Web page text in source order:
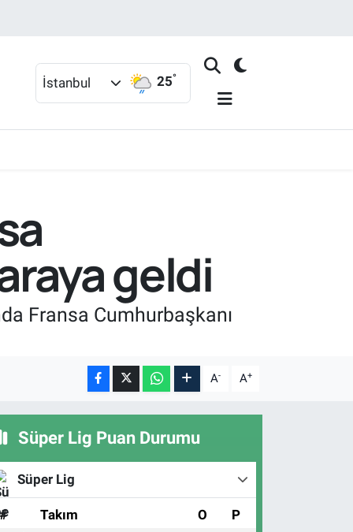
İstanbul 25°
geldi
Fransa Cumhurbaşkanı
A- A+
Süper Lig Puan Durumu
Süper Lig
# Takım O P